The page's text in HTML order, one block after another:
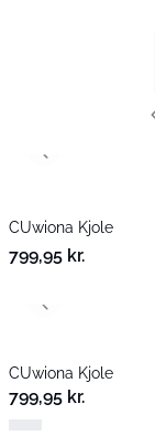
Nyhed
CUwiona Kjole
799,95 kr.
Previous slide
CUwiona Kjole
799,95 kr.
Previous slide